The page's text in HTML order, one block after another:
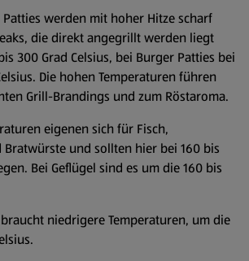
werden mit hoher Hitze scharf
die direkt angegrillt werden liegt
300 Grad Celsius, bei Burger Patties bei
Die hohen Temperaturen führen
Grill-Brandings und zum Röstaroma.
eigenen sich für Fisch,
Bratwürste und sollten hier bei 160 bis
Bei Geflügel sind es um die 160 bis
niedrigere Temperaturen, um die